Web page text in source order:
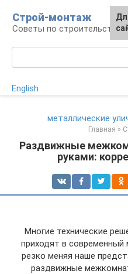
контенту
Строй-монтаж
Советы по строительству
English
металлические
Главная »
Раздвижные
руками:
Многие технические
приходят в современный
резко меняя наше
раздвижные